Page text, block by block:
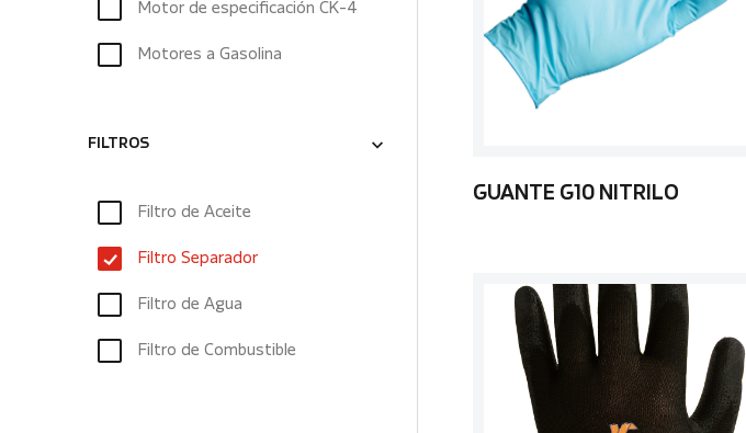
Motor de especificación CK-4
Motores a Gasolina
FILTROS
Filtro de Aceite
Filtro Separador
Filtro de Agua
Filtro de Combustible
GUANTE G10 NITRILO